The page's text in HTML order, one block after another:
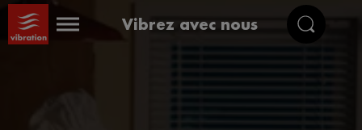
Vibrez avec nous